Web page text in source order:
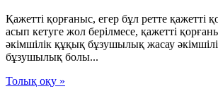
Қажетті қорғаныс, егер бұл ретте қажетті
асып кетуге жол берілмесе, қажетті
әкімшілік құқық бұзушылық жасау
бұзушылық болы...
Толық оқу »